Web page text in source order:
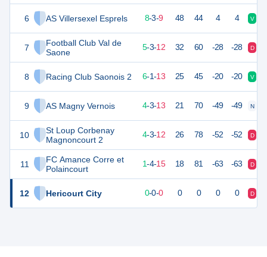
6 AS Villersexel Esprels
7
Football Club Val de
Saone
8 Racing Club Saonois 2
9 AS Magny Vernois
10
St Loup Corbenay
Magnoncourt 2
11
FC Amance Corre et
Polaincourt
12 Hericourt City
27 20 8-3-9 48 44 4 4 V
18 5-3-12 32 60 -28 -28 D
16 20 6-1-13 25 45 -20 -20 V
15 4-3-13 21 70 -49 -49 N
12 4-3-12 26 78 -52 -52 D
5 20 1-4-15 18 81 -63 -63 D
0-0-0 0 0 0 0 D